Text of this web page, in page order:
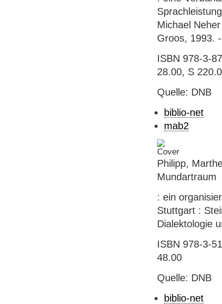
Michael
Groos, 1993.
ISBN 978-3-
28.00, S
Quelle: DNB
biblio-net
mab2
Philipp,
Mundartraum
: ein
Stuttgart :
Dialektologie
ISBN 978-3-
48.00
Quelle: DNB
biblio-net